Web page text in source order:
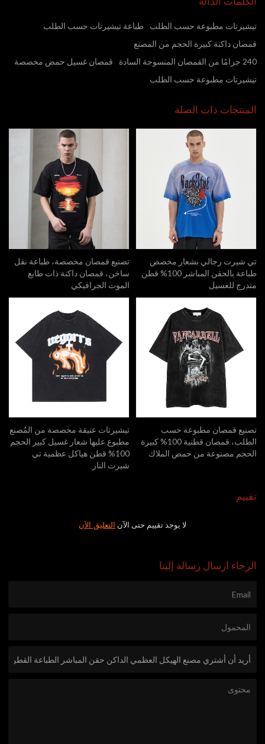
تيشيرتات مطبوعة حسب الطلب
طباعة تيشيرتات حسب الطلب
قمصان داكنة كبيرة الحجم من المصنع
240 جرامًا من القمصان المنسوجة السادة
قمصان غسيل حمض مخصصة
تيشيرتات مطبوعة حسب الطلب
المنتجات ذات الصلة
تي شيرت رجالي بشعار مخصص
طباعة بالحقن المباشر 100% قطن
متدرج للغسيل
تصنيع قمصان مخصصة، طباعة نقل
ساخن، قمصان داكنة ذات طابع
الموت الجرافيكي
تصنيع قمصان مطبوعة حسب
الطلب، قمصان قطنية 100% كبيرة
الحجم مصنوعة من حمض الملاك
تيشيرتات عتيقة مخصصة من المُصنع
مطبوع عليها شعار غسيل كبير الحجم
100% قطن هياكل عظمية تي
شيرت النار
تقييم
لا يوجد تقييم حتى الآن التعليق الآن
الرجاء ارسال رسالة إلينا